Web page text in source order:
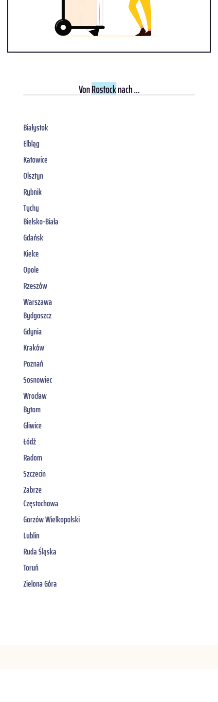
VonRostocknach ...
Białystok
Elbląg
Katowice
Olsztyn
Rybnik
Tychy
Bielsko-Biała
Gdańsk
Kielce
Opole
Rzeszów
Warszawa
Bydgoszcz
Gdynia
Kraków
Poznań
Sosnowiec
Wrocław
Bytom
Gliwice
Łódź
Radom
Szczecin
Zabrze
Częstochowa
Gorzów Wielkopolski
Lublin
Ruda Śląska
Toruń
Zielona Góra